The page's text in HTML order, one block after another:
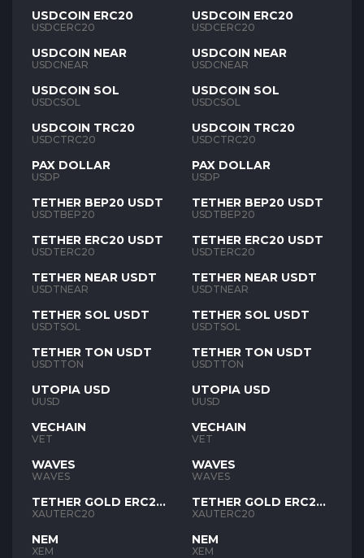
USDCOIN ERC20
USDCERC20
USDCOIN NEAR
USDCNEAR
USDCOIN SOL
USDCSOL
USDCOIN TRC20
USDCTRC20
PAX DOLLAR
USDP
TETHER BEP20 USDT
USDTBEP20
TETHER ERC20 USDT
USDTERC20
TETHER NEAR USDT
USDTNEAR
TETHER SOL USDT
USDTSOL
TETHER TON USDT
USDTTON
UTOPIA USD
UUSD
VECHAIN
VET
WAVES
WAVES
TETHER GOLD ERC20
XAUT
XAUTERC20
NEM
XEM
USDCOIN ERC20
USDCERC20
USDCOIN NEAR
USDCNEAR
USDCOIN SOL
USDCSOL
USDCOIN TRC20
USDCTRC20
PAX DOLLAR
USDP
TETHER BEP20 USDT
USDTBEP20
TETHER ERC20 USDT
USDTERC20
TETHER NEAR USDT
USDTNEAR
TETHER SOL USDT
USDTSOL
TETHER TON USDT
USDTTON
UTOPIA USD
UUSD
VECHAIN
VET
WAVES
WAVES
TETHER GOLD ERC20
XAUT
XAUTERC20
NEM
XEM